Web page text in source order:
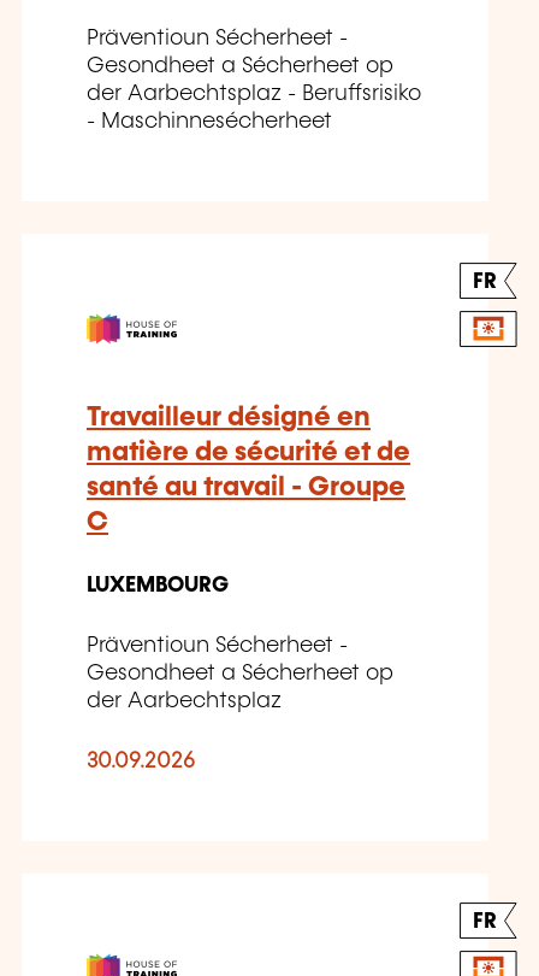
Präventioun Sécherheet -
Gesondheet a Sécherheet op
der Aarbechtsplaz - Beruffsrisiko
- Maschinnesécherheet
FR
Travailleur désigné en
matière de sécurité et de
santé au travail - Groupe
C
LUXEMBOURG
Präventioun Sécherheet -
Gesondheet a Sécherheet op
der Aarbechtsplaz
30.09.2026
FR